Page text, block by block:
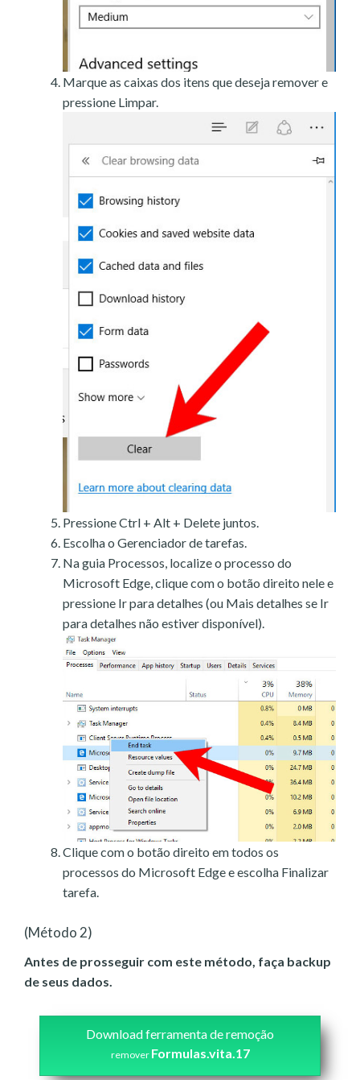
Marque as caixas dos itens que deseja remover e
pressione Limpar.
Pressione Ctrl + Alt + Delete juntos.
Escolha o Gerenciador de tarefas.
Na guia Processos, localize o processo do
Microsoft Edge, clique com o botão direito nele e
pressione Ir para detalhes (ou Mais detalhes se Ir
para detalhes não estiver disponível).
Clique com o botão direito em todos os
processos do Microsoft Edge e escolha Finalizar
tarefa.
(Método 2)
Antes de prosseguir com este método, faça backup
de seus dados.
Download ferramenta de remoção
remover Formulas.vita.17